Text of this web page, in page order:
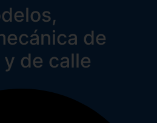
de
de calle